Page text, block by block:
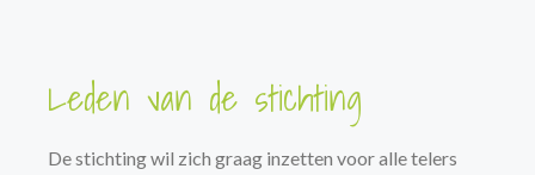
Leden van de stichting
De stichting wil zich graag inzetten voor alle telers